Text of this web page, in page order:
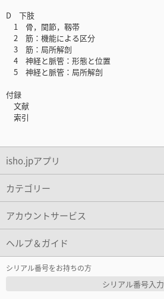
D 下肢
1 骨，関節，靱帯
2 筋：機能による区分
3 筋：局所解剖
4 神経と脈管：形態と位置
5 神経と脈管：局所解剖
付録
文献
索引
isho.jpアプリ
カテゴリー
アカウントサービス
ヘルプ＆ガイド
シリアル番号をお持ちの方
シリアル番号入力